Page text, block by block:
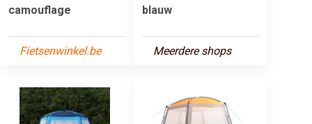
camouflage
Fietsenwinkel.be
blauw
Meerdere shops